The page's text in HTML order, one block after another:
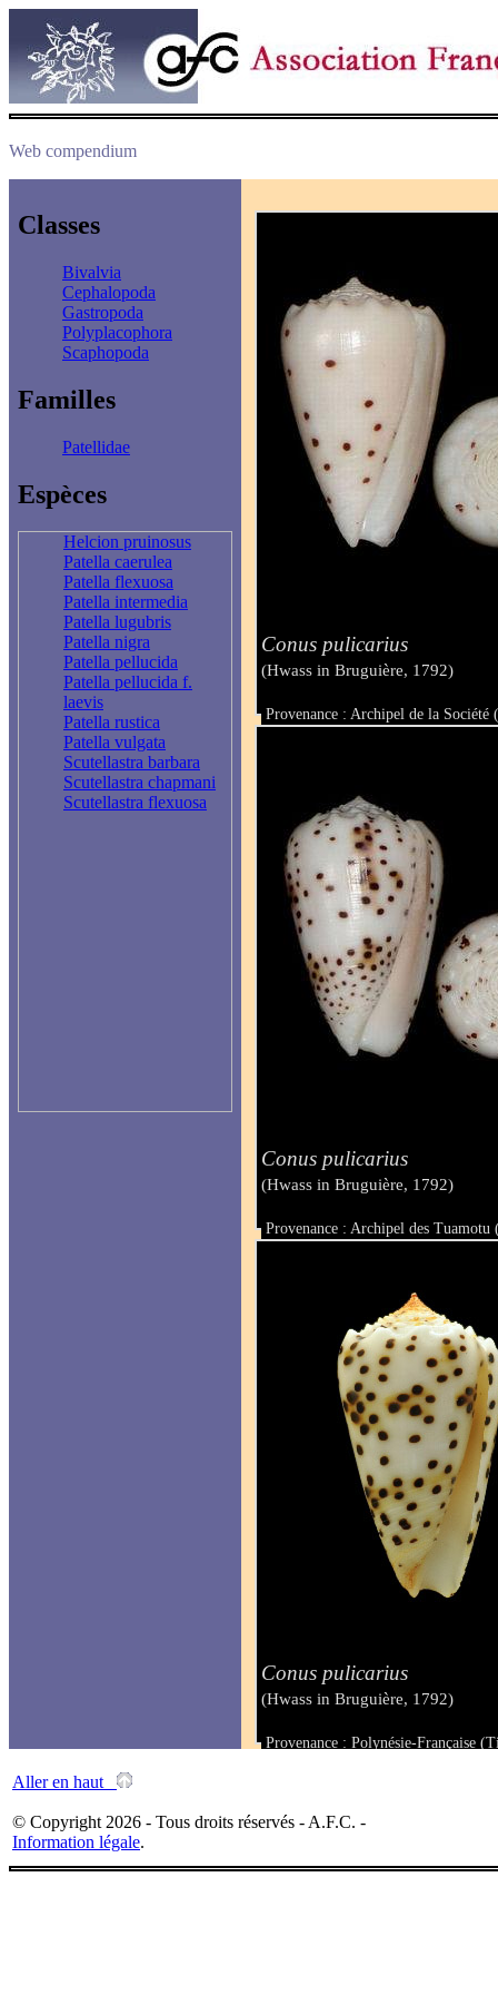
Web compendium
Classes
Bivalvia
Cephalopoda
Gastropoda
Polyplacophora
Scaphopoda
Familles
Patellidae
Espèces
Helcion pruinosus
Patella caerulea
Patella flexuosa
Patella intermedia
Patella lugubris
Patella nigra
Patella pellucida
Patella pellucida f.
laevis
Patella rustica
Patella vulgata
Scutellastra barbara
Scutellastra chapmani
Scutellastra flexuosa
Conus pulicarius
(Hwass in Bruguière, 1792)
Provenance : Archipel de la Société
Taille : 22.7 mm
Conus pulicarius
(Hwass in Bruguière, 1792)
Provenance : Archipel des
Taille : 41.3 mm
Conus pulicarius
(Hwass in Bruguière, 1792)
Provenance : Polynésie-Française
Aller en haut
© Copyright 2026 - Tous droits réservés - A.F.C. -
Information légale.